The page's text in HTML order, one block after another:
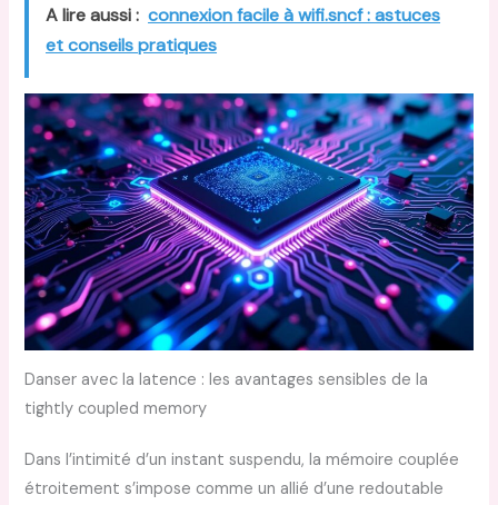
A lire aussi : connexion facile à wifi.sncf : astuces
et conseils pratiques
Danser avec la latence : les avantages sensibles de la
tightly coupled memory
Dans l’intimité d’un instant suspendu, la mémoire couplée
étroitement s’impose comme un allié d’une redoutable